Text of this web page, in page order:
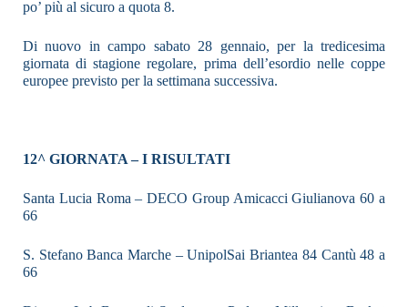
po’ più al sicuro a quota 8.
Di nuovo in campo sabato 28 gennaio, per la tredicesima
giornata di stagione regolare, prima dell’esordio nelle coppe
europee previsto per la settimana successiva.
12^ GIORNATA – I RISULTATI
Santa Lucia Roma – DECO Group Amicacci Giulianova 60 a
66
S. Stefano Banca Marche – UnipolSai Briantea 84 Cantù 48 a
66